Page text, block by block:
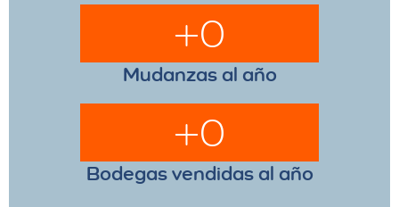
Mudanzas al año
+0
Bodegas vendidas al año
+0